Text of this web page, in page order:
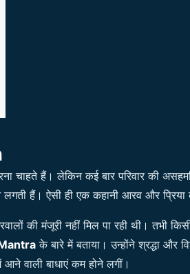
हैं। लेकिन कई बार परिवार की
लगती हैं। ऐसी ही एक कहानी आरव और प्रिया
की मंजूरी नहीं मिल पा रही थी। तभी
के बारे में बताया। उन्होंने श्रद्धा और
वाली बाधाएं कम होने लगीं।